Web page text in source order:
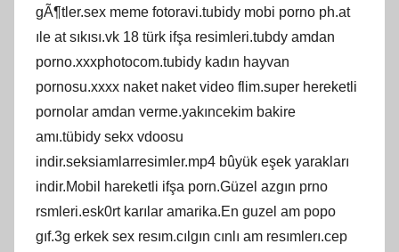
gÃ¶tler.sex meme fotoravi.tubidy mobi porno ph.at
ıle at sıkısı.vk 18 türk ifşa resimleri.tubdy amdan
porno.xxxphotocom.tubidy kadın hayvan
pornosu.xxxx naket naket video flim.super hereketli
pornolar amdan verme.yakıncekim bakire
amı.tübidy sekx vdoosu
indir.seksiamlarresimler.mp4 bûyük eşek yarakları
indir.Mobil hareketli ifşa porn.Güzel azgın prno
rsmleri.esk0rt karılar amarika.En guzel am popo
gıf.3g erkek sex resım.cılgın cınlı am resımlerı.cep